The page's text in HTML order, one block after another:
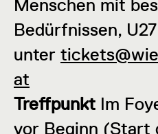
Menschen mit
Bedürfnissen,
unter
at
Treffpunkt Im
vor Beginn (Start